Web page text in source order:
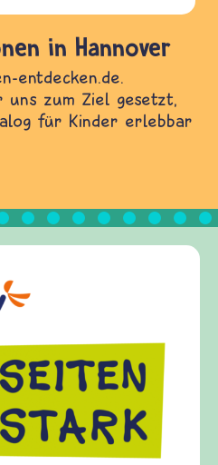
in Hannover
entdecken.de.
uns zum Ziel gesetzt,
für Kinder erlebbar
ist ein Internet-
und ErzieherInnen das
und Frieden, Streit
und einen Austausch
ermöglicht.
Antworten auf